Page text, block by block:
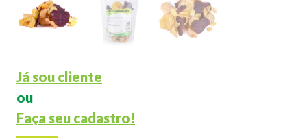
Já sou cliente
ou
Faça seu cadastro!